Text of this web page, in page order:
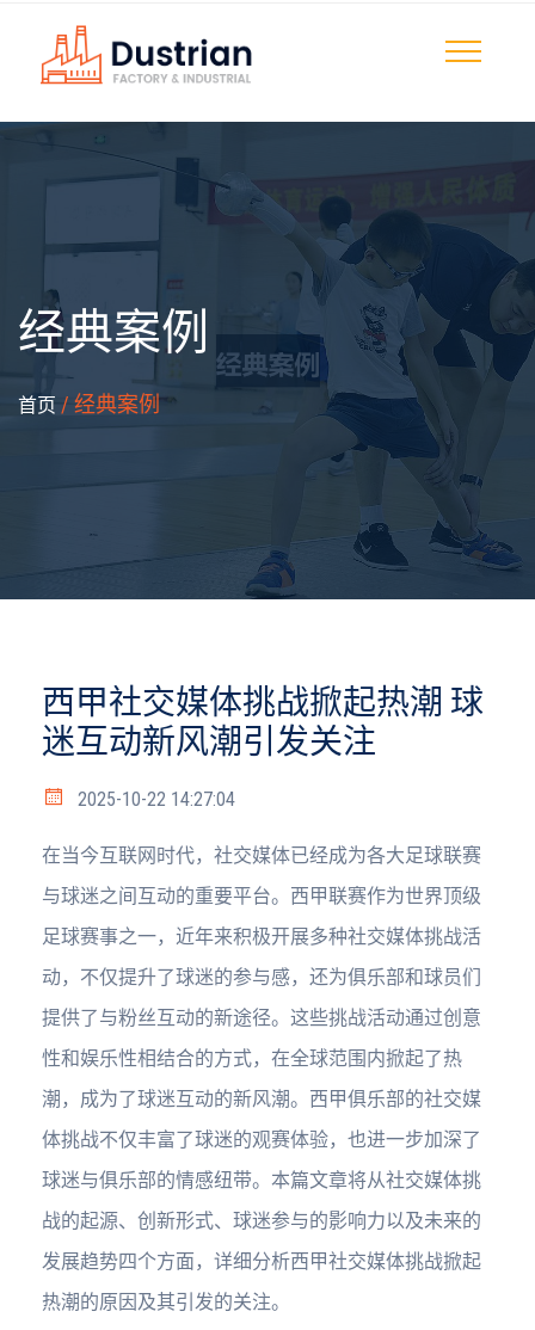
经典案例
首页 / 经典案例
西甲社交媒体挑战掀起热潮 球
迷互动新风潮引发关注
2025-10-22 14:27:04
在当今互联网时代，社交媒体已经成为各大足球联赛
与球迷之间互动的重要平台。西甲联赛作为世界顶级
足球赛事之一，近年来积极开展多种社交媒体挑战活
动，不仅提升了球迷的参与感，还为俱乐部和球员们
提供了与粉丝互动的新途径。这些挑战活动通过创意
性和娱乐性相结合的方式，在全球范围内掀起了热
潮，成为了球迷互动的新风潮。西甲俱乐部的社交媒
体挑战不仅丰富了球迷的观赛体验，也进一步加深了
球迷与俱乐部的情感纽带。本篇文章将从社交媒体挑
战的起源、创新形式、球迷参与的影响力以及未来的
发展趋势四个方面，详细分析西甲社交媒体挑战掀起
热潮的原因及其引发的关注。